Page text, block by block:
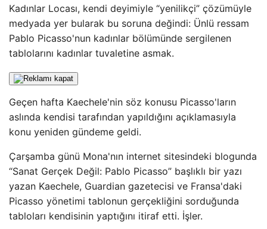
Kadınlar Locası, kendi deyimiyle “yenilikçi” çözümüyle
medyada yer bularak bu soruna değindi: Ünlü ressam
Pablo Picasso'nun kadınlar bölümünde sergilenen
tablolarını kadınlar tuvaletine asmak.
Geçen hafta Kaechele'nin söz konusu Picasso'ların
aslında kendisi tarafından yapıldığını açıklamasıyla
konu yeniden gündeme geldi.
Çarşamba günü Mona'nın internet sitesindeki blogunda
“Sanat Gerçek Değil: Pablo Picasso” başlıklı bir yazı
yazan Kaechele, Guardian gazetecisi ve Fransa'daki
Picasso yönetimi tablonun gerçekliğini sorduğunda
tabloları kendisinin yaptığını itiraf etti. İşler.